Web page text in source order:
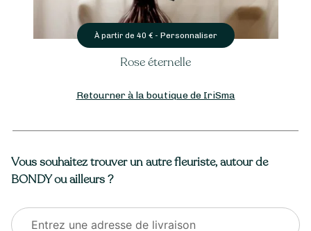
À partir de 40 € - Personnaliser
Rose éternelle
Retourner à la boutique de IriSma
Vous souhaitez trouver un autre fleuriste, autour de
BONDY ou ailleurs ?